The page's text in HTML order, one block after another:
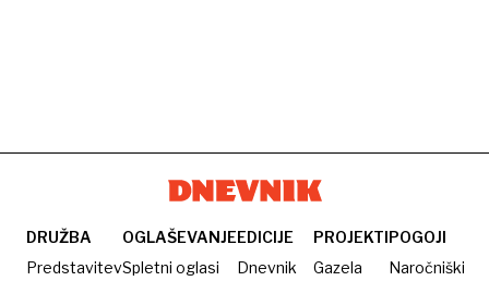
DRUŽBA
Predstavitev
OGLAŠEVANJE
Spletni oglasi
EDICIJE
Dnevnik
PROJEKTI
Gazela
POGOJI
Naročniški